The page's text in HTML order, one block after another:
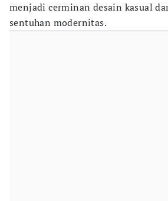
menjadi cerminan desain kasual
sentuhan modernitas.